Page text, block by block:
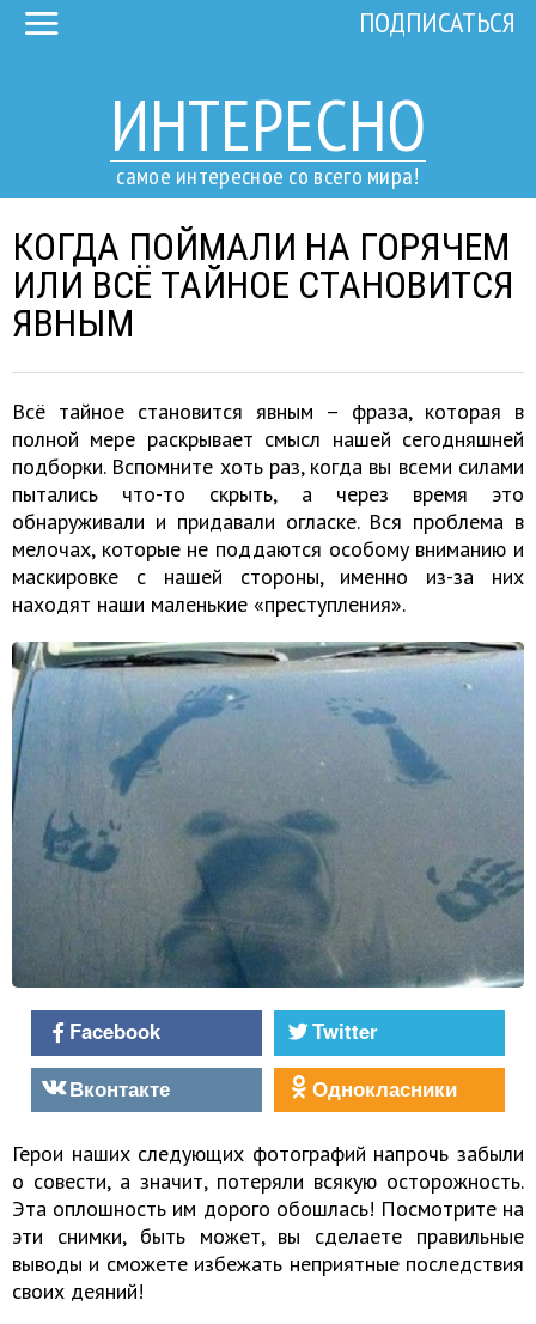
ИНТЕРЕСНО
самое интересное со всего мира!
ПОДПИСАТЬСЯ
КОГДА ПОЙМАЛИ НА ГОРЯЧЕМ
ИЛИ ВСЁ ТАЙНОЕ СТАНОВИТСЯ
ЯВНЫМ
Всё тайное становится явным – фраза, которая в
полной мере раскрывает смысл нашей сегодняшней
подборки. Вспомните хоть раз, когда вы всеми силами
пытались что-то скрыть, а через время это
обнаруживали и придавали огласке. Вся проблема в
мелочах, которые не поддаются особому вниманию и
маскировке с нашей стороны, именно из-за них
находят наши маленькие «преступления».
Facebook
Twitter
Вконтакте
Однокласники
Герои наших следующих фотографий напрочь забыли
о совести, а значит, потеряли всякую осторожность.
Эта оплошность им дорого обошлась! Посмотрите на
эти снимки, быть может, вы сделаете правильные
выводы и сможете избежать неприятные последствия
своих деяний!